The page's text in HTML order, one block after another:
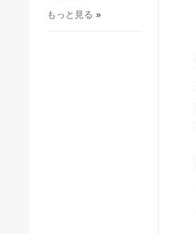
もっと見る »